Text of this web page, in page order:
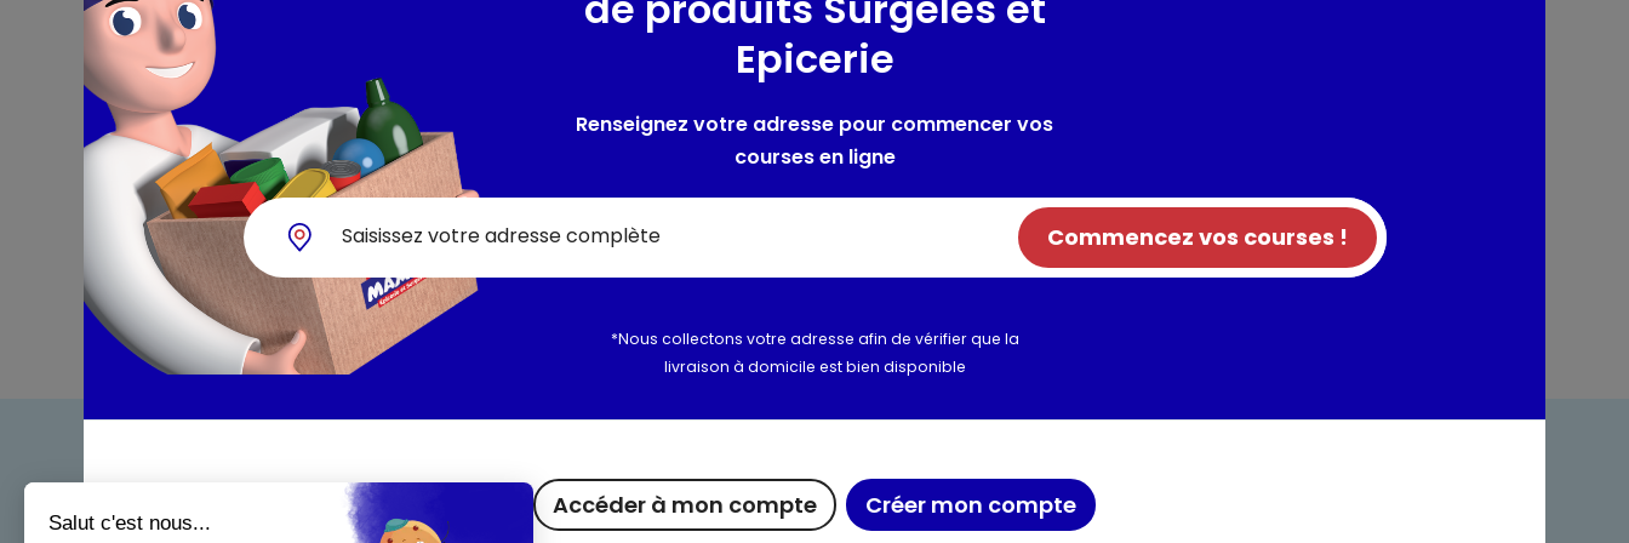
-
Bienvenue chez Maximo
Nos engagements
Maxicado
Parrainage
Nous rejoindre
Nous contacter
Epicerie
Renseignez votre adresse pour commencer vos
courses en ligne
Commencez vos courses !
*Nous collectons votre adresse afin de vérifier que la
livraison à domicile est bien disponible
Accéder à mon compte Créer mon compte